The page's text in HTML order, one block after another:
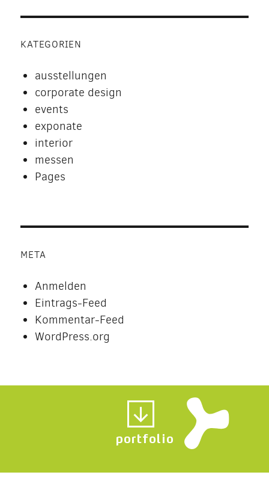
KATEGORIEN
ausstellungen
corporate design
events
exponate
interior
messen
Pages
META
Anmelden
Eintrags-Feed
Kommentar-Feed
WordPress.org
portfolio